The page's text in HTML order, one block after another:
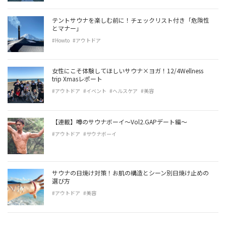
テントサウナを楽しむ前に！チェックリスト付き「危険性
とマナー」
#Howto #アウトドア
女性にこそ体験してほしいサウナ×ヨガ！12/4Wellness
trip Xmasレポート
#アウトドア #イベント #ヘルスケア #美容
【連載】噂のサウナボーイ〜Vol2.GAPデート編〜
#アウトドア #サウナボーイ
サウナの日焼け対策！お肌の構造とシーン別日焼け止めの
選び方
#アウトドア #美容